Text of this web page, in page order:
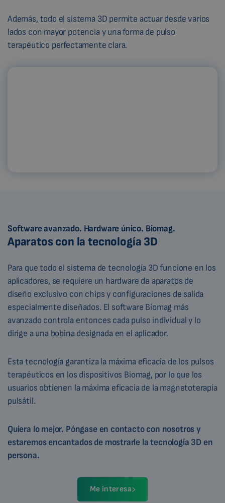
Además, todo el sistema 3D permite actuar desde varios
lados con mayor potencia y una forma de pulso
terapéutico perfectamente clara.
Software avanzado. Hardware único. Biomag.
Aparatos con la tecnología 3D
Para que todo el sistema de tecnología 3D funcione en los
aplicadores, se requiere un hardware de aparatos de
diseño exclusivo con chips y configuraciones de salida
especialmente diseñados. El software Biomag más
avanzado controla entonces cada pulso individual y lo
dirige a una bobina designada en el aplicador.
Esta tecnología garantiza la máxima eficacia de los pulsos
terapéuticos en los dispositivos Biomag, por lo que los
usuarios obtienen la máxima eficacia de la magnetoterapia
pulsátil.
Quiera lo mejor. Póngase en contacto con nosotros y
estaremos encantados de mostrarle la tecnología 3D en
persona.
Me interesa